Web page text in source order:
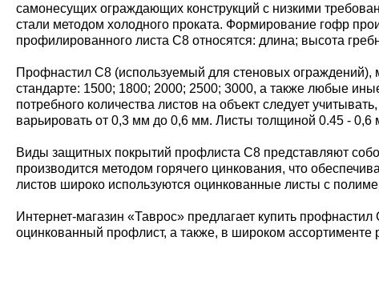
самонесущих ограждающих конструкций с низкими
стали методом холодного проката. Формирование гофр
профилированного листа С8 относятся: длина; высота
Профнастил С8 (используемый для стеновых ограждений),
стандарте: 1500; 1800; 2000; 2500; 3000, а также любые
потребного количества листов на объект следует
варьировать от 0,3 мм до 0,6 мм. Листы толщиной 0.45 -
Виды защитных покрытий профлиста С8 представляют
производится методом горячего цинкования, что
листов широко используются оцинкованные листы с
Интернет-магазин «Таврос» предлагает купить
оцинкованный профлист, а также, в широком